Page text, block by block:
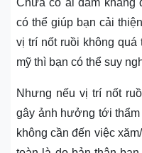
có thể giúp bạn cải
vị trí nốt ruồi không quá
mỹ thì bạn có thể suy
Nhưng nếu vị trí nốt
gây ảnh hưởng tới
không cần đến việc